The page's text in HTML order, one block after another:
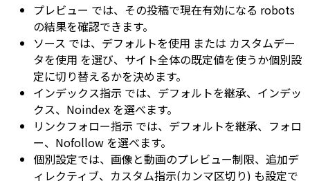
プレビュー では、その投稿で現在有効になる robots
の結果を確認できます。
ソース では、 デフォルトを使用 または カスタムデー
タを使用 を選び、サイト全体の既定値を使うか個別設
定に切り替えるかを決めます。
インデックス指示 では、 デフォルトを継承、 インデッ
クス、 Noindex を選べます。
リンクフォロー指示 では、 デフォルトを継承、 フォロ
ー、 Nofollow を選べます。
個別設定では、画像と動画のプレビュー制限、追加デ
ィレクティブ、 カスタム指示(カンマ区切り) も設定で